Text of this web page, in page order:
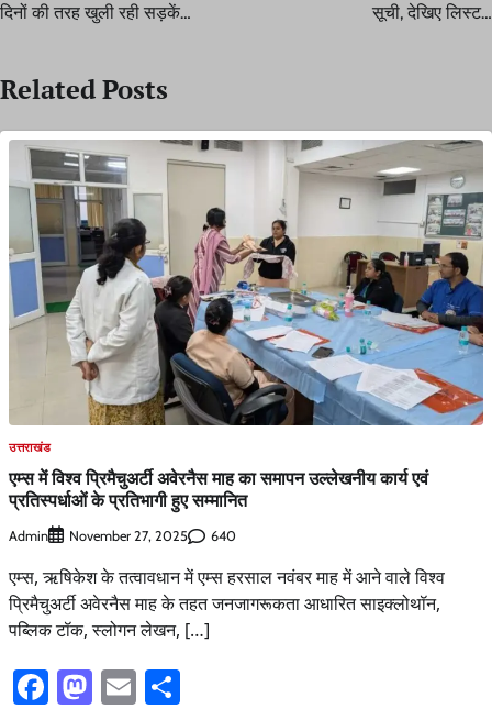
दिनों की तरह खुली रही सड़कें…
सूची, देखिए लिस्ट…
Related Posts
उत्तराखंड
एम्स में विश्व प्रिमैचुअर्टी अवेरनैस माह का समापन उल्लेखनीय कार्य एवं
प्रतिस्पर्धाओं के प्रतिभागी हुए सम्मानित
Admin November 27, 2025 640
एम्स, ऋषिकेश के तत्वावधान में एम्स हरसाल नवंबर माह में आने वाले विश्व
प्रिमैचुअर्टी अवेरनैस माह के तहत जनजागरूकता आधारित साइक्लोथॉन,
पब्लिक टॉक, स्लोगन लेखन, […]
Facebook
Mastodon
Email